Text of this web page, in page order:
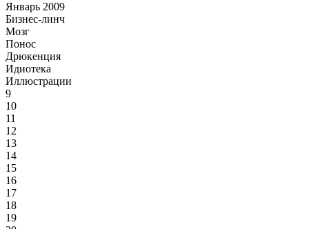
Январь 2009
Бизнес-линч
Мозг
Понос
Дрюкенция
Идиотека
Иллюстрации
9
10
11
12
13
14
15
16
17
18
19